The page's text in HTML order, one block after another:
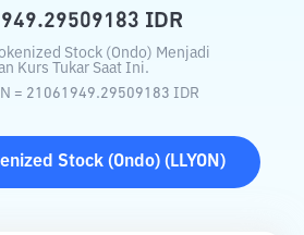
IDR
Stock (Ondo) Menjadi
Kurs Tukar Saat Ini.
= 21061949.29509183 IDR
Stock (Ondo)( LLYON )